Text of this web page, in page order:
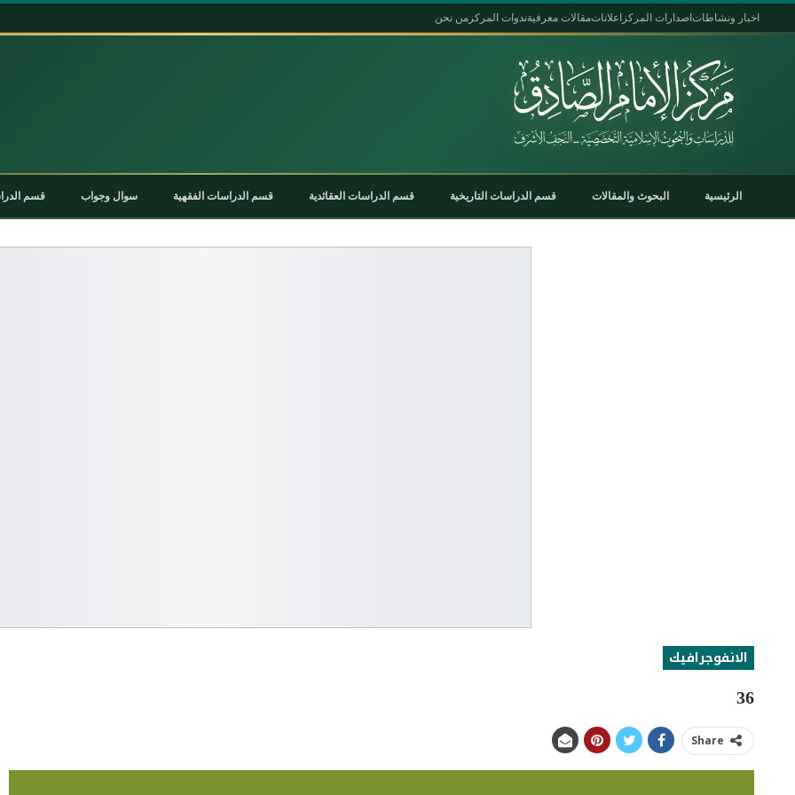
اخبار ونشاطات اصدارات المركز اعلاناتمقالات معرفيةندوات المركز من نحن
الرئيسية البحوث والمقالات قسم الدراسات التاريخية قسم الدراسات العقائدية قسم الدراسات الفقهية سوال وجواب قسم
الانفوجرافيك
36
Share